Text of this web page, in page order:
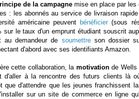
de la campagne mise en place par les
: les abonnés au service de livraison
américaine peuvent bénéficier (sous
sur le taux d'un emprunt étudiant souscrit
au demandeur de soumettreson dossier
d'abord avec ses identifiants Amazon.
cette collaboration, la motivationde Wells
d'aller à la rencontre des futurs clients là
que d'attendre que les jeunes franchissent
sur un site de commerce en ligne